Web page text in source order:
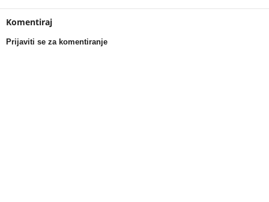
Komentiraj
Prijaviti se za komentiranje